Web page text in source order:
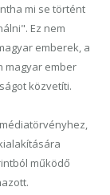
mi se történt
Ez nem
emberek, a
magyar ember
közvetíti.
működő